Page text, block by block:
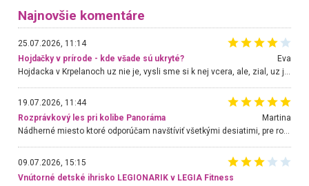
Najnovšie komentáre
25.07.2026, 11:14
Hojdačky v prírode - kde všade sú ukryté?
Eva
19.07.2026, 11:44
Rozprávkový les pri kolibe Panoráma
Martina
Nádherné miesto ktoré odporúčam navštíviť všetkými desiatimi, pre rodiny s deťmi, dôchodcom... Proste a jednoducho ozaj rozprávkový les.. určite ešte prídeme. Odniesli sme si na pamiatku krásne tričká,
09.07.2026, 15:15
Vnútorné detské ihrisko LEGIONARIK v LEGIA Fitness